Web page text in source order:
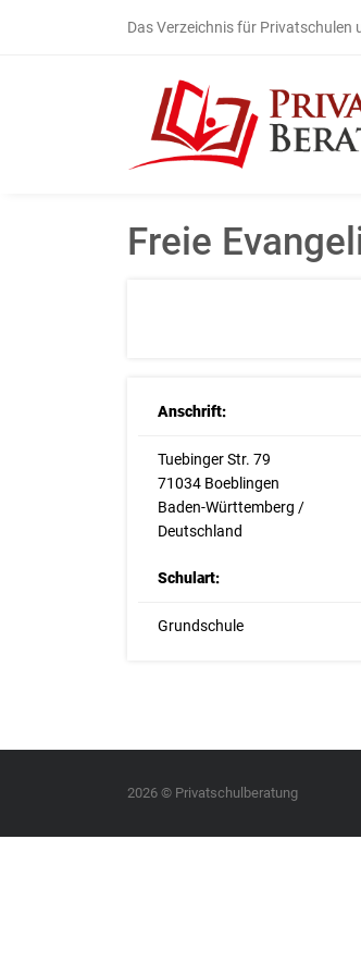
Das Verzeichnis für Privatschulen
Freie
Anschrift:
Tuebinger Str. 79
71034 Boeblingen
Baden-Württemberg /
Deutschland
Schulart:
Grundschule
2026 © Privatschulberatung